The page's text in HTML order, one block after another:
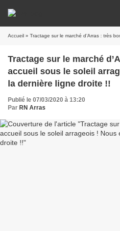
Accueil » Tractage sur le marché d’Arras : très bon accueil sous le
Tractage sur le marché
accueil sous le soleil
la dernière ligne droite !!
Publié le 07/03/2020 à 13:20
Par RN Arras